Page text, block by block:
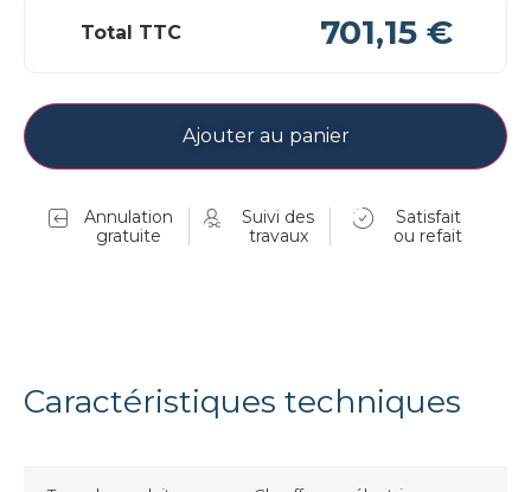
Total TTC 701,15 €
Ajouter au panier
Annulation
gratuite
Suivi des
travaux
Satisfait
ou refait
Caractéristiques techniques